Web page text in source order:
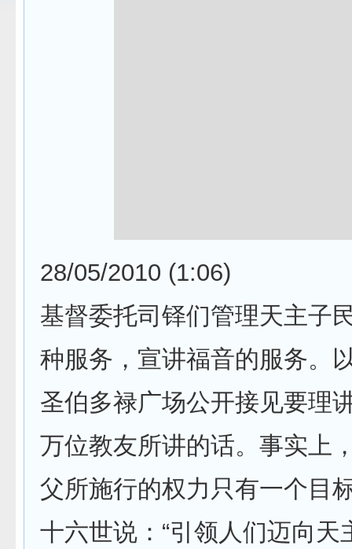
28/05/2010 (1:06)
基督委托司铎们管理天主子
种服务，宣讲福音的服务。
圣伯多禄广场公开接见要理
万位教友所讲的话。事实上
父所施行的权力只有一个目
十六世说：“引领人们迈向天